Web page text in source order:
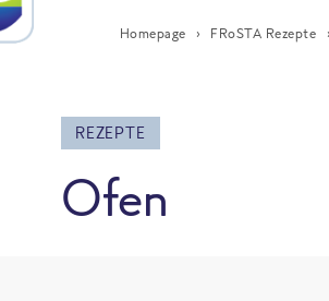
Homepage FRoSTA Rezepte
REZEPTE
Ofen